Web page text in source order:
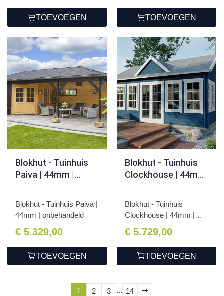
TOEVOEGEN TOEVOEGEN
Blokhut - Tuinhuis
Paiva | 44mm |
Blokhut - Tuinhuis Paiva |
44mm | onbehandeld
€ 5.329,00
TOEVOEGEN
Blokhut - Tuinhuis
Clockhouse | 44mm
Blokhut - Tuinhuis
Clockhouse | 44mm |
€ 5.729,00
TOEVOEGEN
1 2 3 ... 14